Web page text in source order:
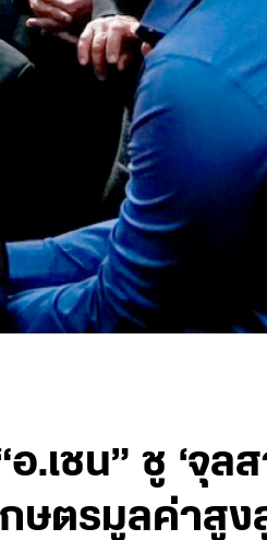
เชน” ชู ‘จุล
กษตรมูลค่าสู